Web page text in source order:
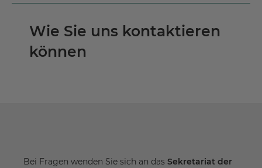
Wie Sie uns kontaktieren
können
Bei Fragen wenden Sie sich an das Sekretariat der